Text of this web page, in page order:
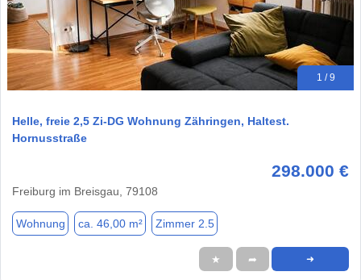
1 / 9
Helle, freie 2,5 Zi-DG Wohnung Zähringen, Haltest.
Hornusstraße
298.000 €
Freiburg im Breisgau, 79108
Wohnung ca. 46,00 m² Zimmer 2.5
★ ➦ ➜